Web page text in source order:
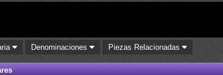
Denominaciones Piezas Relacionadas